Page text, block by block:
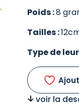
Poids :8
Tailles :
Type de
voir la